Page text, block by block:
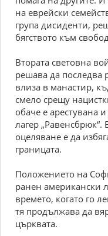
на еврейски
група дисиденти,
бягството към
Втората световна
решава да последва
влиза в манастир,
смело срещу
обаче е арестувана
лагер „Равенсбрюк“.
оцеляване е да
границата.
Положението на
ранен американски
времето, когато го
тя продължава да
църквата.